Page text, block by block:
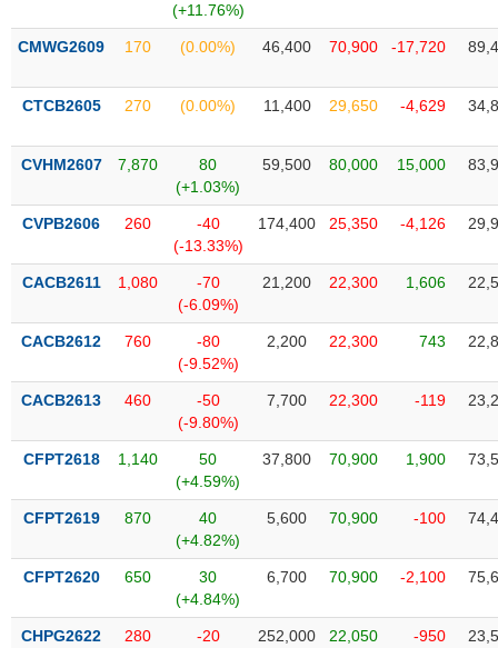
(+11.76%)
CMWG2609 170 (0.00%) 46,400 70,900 -17,720
CTCB2605 270 (0.00%) 11,400 29,650 -4,629
CVHM2607 7,870
80
(+1.03%)
59,500 80,000 15,000
CVPB2606 260
-40
(-13.33%)
174,400 25,350 -4,126
CACB2611 1,080
-70
(-6.09%)
21,200 22,300 1,606
CACB2612 760
-80
(-9.52%)
2,200 22,300 743
CACB2613 460
-50
(-9.80%)
7,700 22,300 -119
CFPT2618 1,140
50
(+4.59%)
37,800 70,900 1,900
CFPT2619 870
40
(+4.82%)
5,600 70,900 -100
CFPT2620 650
30
(+4.84%)
6,700 70,900 -2,100
CHPG2622 280
-20
252,000 22,050 -950
TIN
VỤ
THÔNG
TIỆN
ÍCH
BẤT
SẢN